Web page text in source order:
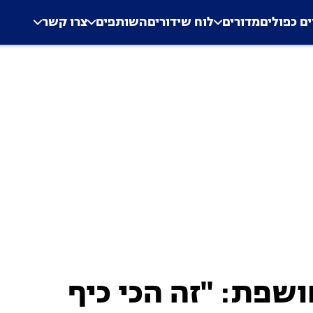
Application error: a
. כפוליםמדורים לוח שידוריםהשותפים צרו קשר
"זה הכי כיף